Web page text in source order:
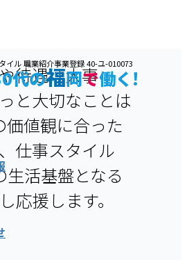
イル 職業紹介事業登録 40-ユ-010073
代の福岡で働く!
待遇は大事
と大切なことは
価値観に合った
仕事スタイル
生活基盤となる
応援します。